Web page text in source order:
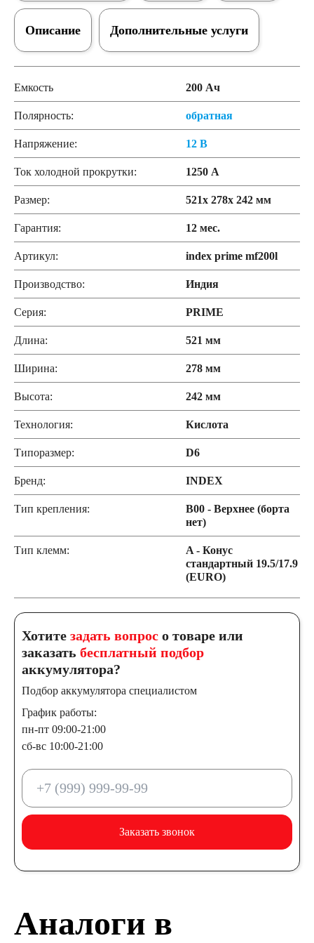
Дополнительные услуги
Описание
Емкость 200 Ач
Полярность: обратная
Напряжение: 12 В
Ток холодной прокрутки: 1250 А
Размер: 521x 278x 242 мм
Гарантия: 12 мес.
Артикул: index prime mf200l
Производство: Индия
Серия: PRIME
Длина: 521 мм
Ширина: 278 мм
Высота: 242 мм
Технология: Кислота
Типоразмер: D6
Бренд: INDEX
Тип крепления:
B00 - Верхнее (борта
нет)
Тип клемм:
A - Конус
стандартный 19.5/17.9
(EURO)
Хотите задать вопрос о товаре или
заказать бесплатный подбор
аккумулятора?
Подбор аккумулятора специалистом
График работы:
пн-пт 09:00-21:00
сб-вс 10:00-21:00
Заказать звонок
Аналоги в